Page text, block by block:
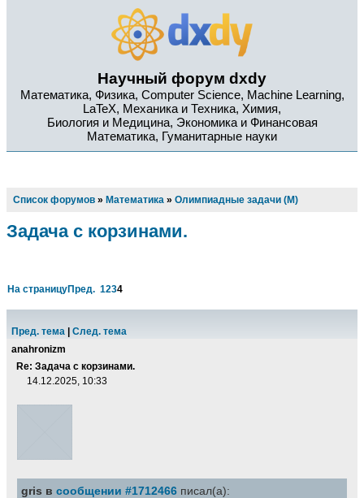
Научный форум dxdy
Математика, Физика, Computer Science, Machine Learning,
LaTeX, Механика и Техника, Химия,
Биология и Медицина, Экономика и Финансовая
Математика, Гуманитарные науки
Список форумов » Математика » Олимпиадные задачи (М)
Задача с корзинами.
На страницуПред. 1234
Пред. тема
След. тема
anahronizm
Re: Задача с корзинами.
14.12.2025, 10:33
gris в сообщении #1712466 писал(а):